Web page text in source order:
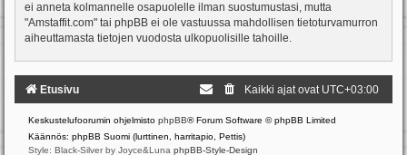
ei anneta kolmannelle osapuolelle ilman suostumustasi, mutta
"Amstaffit.com" tai phpBB ei ole vastuussa mahdollisen tietoturvamurron
aiheuttamasta tietojen vuodosta ulkopuolisille tahoille.
Etusivu Kaikki ajat ovat UTC+03:00
Keskustelufoorumin ohjelmisto phpBB® Forum Software © phpBB Limited
Käännös: phpBB Suomi (lurttinen, harritapio, Pettis)
Style: Black-Silver by Joyce&Luna phpBB-Style-Design